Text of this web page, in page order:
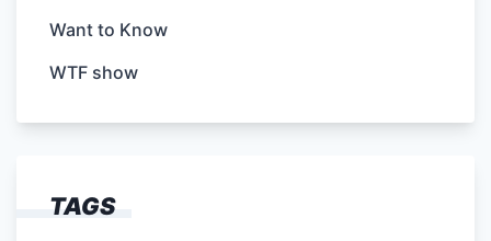
Want to Know
WTF show
TAGS